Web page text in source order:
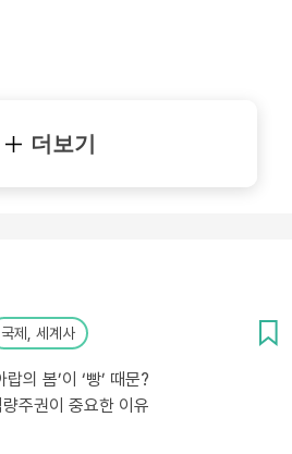
더보기
국제, 세계사
랍의 봄’이 ‘빵’ 때문?
량주권이 중요한 이유